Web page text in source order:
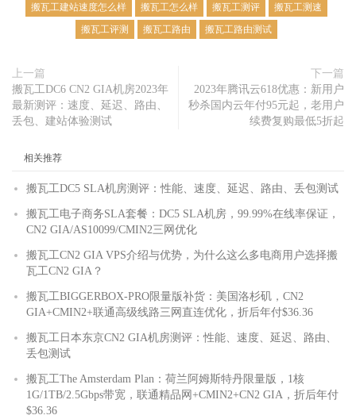
搬瓦工建站速度怎么样
搬瓦工怎么样 搬瓦工测评
搬瓦工测速
搬瓦工评测
搬瓦工路由 搬瓦工路由测试
上一篇
搬瓦工DC6 CN2 GIA机房2023年
最新测评：速度、延迟、路由、
丢包、建站体验测试
下一篇
2023年腾讯云618优惠：新用户
秒杀国内云年付95元起，老用户
续费复购最低5折起
相关推荐
搬瓦工DC5 SLA机房测评：性能、速度、延迟、路由、丢包测试
搬瓦工电子商务SLA套餐：DC5 SLA机房，99.99%在线率保证，
CN2 GIA/AS10099/CMIN2三网优化
搬瓦工CN2 GIA VPS介绍与优势，为什么这么多电商用户选择搬
瓦工CN2 GIA？
搬瓦工BIGGERBOX-PRO限量版补货：美国洛杉矶，CN2
GIA+CMIN2+联通高级线路三网直连优化，折后年付$36.36
搬瓦工日本东京CN2 GIA机房测评：性能、速度、延迟、路由、
丢包测试
搬瓦工The Amsterdam Plan：荷兰阿姆斯特丹限量版，1核
1G/1TB/2.5Gbps带宽，联通精品网+CMIN2+CN2 GIA，折后年付
$36.36